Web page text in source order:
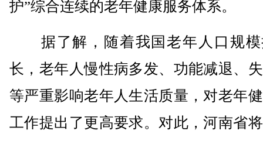
护”综合连续的老年健康服务体系。
据了解，随着我国老年人口规模
长，老年人慢性病多发、功能减退、
等严重影响老年人生活质量，对老年
工作提出了更高要求。对此，河南省